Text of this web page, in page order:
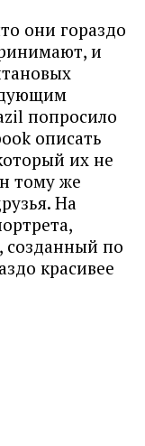
они гораздо
и
попросило
описать
их не
тому же
На
созданный по
красивее